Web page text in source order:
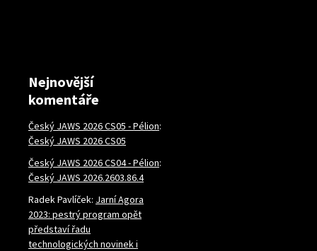
Nejnovější
komentáře
Český JAWS 2026 CS05 - Pélion:
Český JAWS 2026 CS05
Český JAWS 2026 CS04 - Pélion:
Český JAWS 2026.2603.86.4
Radek Pavlíček: Jarní Agora
2023: pestrý program opět
představí řadu
technologických novinek i